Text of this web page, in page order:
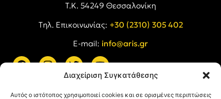
Διαχείριση Συγκατάθεσης
Αυτός ο ιστότοπος χρησιμοποιεί cookies και σε ορισμένες περιπτώσεις
Τ.Κ. 54249 Θεσσαλονίκη
Tηλ. Επικοινωνίας: +30 (2310) 305 402
E-mail: info@aris.gr